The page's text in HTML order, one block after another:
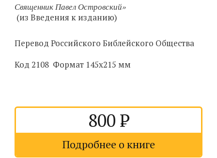
Священник Павел Островский»
(из Введения к изданию)
Перевод Российского Библейского Общества
Код 2108 Формат 145х215 мм
800
Подробнее о книге